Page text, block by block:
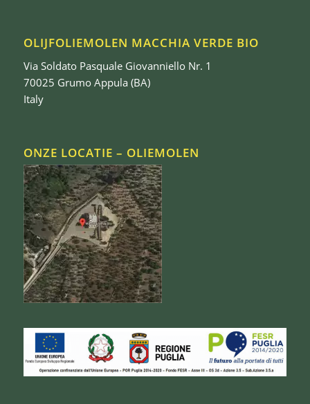
OLIJFOLIEMOLEN MACCHIA VERDE BIO
Via Soldato Pasquale Giovanniello Nr. 1
70025 Grumo Appula (BA)
Italy
ONZE LOCATIE – OLIEMOLEN